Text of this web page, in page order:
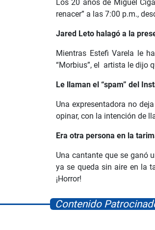
Los 20 años de Miguel
renacer” a las 7:00 p.m.,
Jared Leto halagó a la
Mientras Estefi Varela le
“Morbius”, el artista le dijo
Le llaman el “spam” del
Una expresentadora no
opinar, con la intención de
Era otra persona en la
Una cantante que se ganó
ya se queda sin aire en la
¡Horror!
Contenido